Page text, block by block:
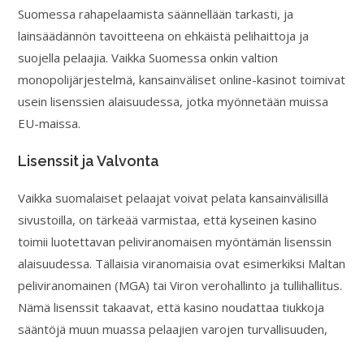
Suomessa rahapelaamista säännellään tarkasti, ja
lainsäädännön tavoitteena on ehkäistä pelihaittoja ja
suojella pelaajia. Vaikka Suomessa onkin valtion
monopolijärjestelmä, kansainväliset online-kasinot toimivat
usein lisenssien alaisuudessa, jotka myönnetään muissa
EU-maissa.
Lisenssit ja Valvonta
Vaikka suomalaiset pelaajat voivat pelata kansainvälisillä
sivustoilla, on tärkeää varmistaa, että kyseinen kasino
toimii luotettavan peliviranomaisen myöntämän lisenssin
alaisuudessa. Tällaisia viranomaisia ovat esimerkiksi Maltan
peliviranomainen (MGA) tai Viron verohallinto ja tullihallitus.
Nämä lisenssit takaavat, että kasino noudattaa tiukkoja
sääntöjä muun muassa pelaajien varojen turvallisuuden,